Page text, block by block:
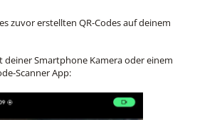
zuvor erstellten QR-Codes auf deinem
deiner Smartphone Kamera oder einem
Scanner App: